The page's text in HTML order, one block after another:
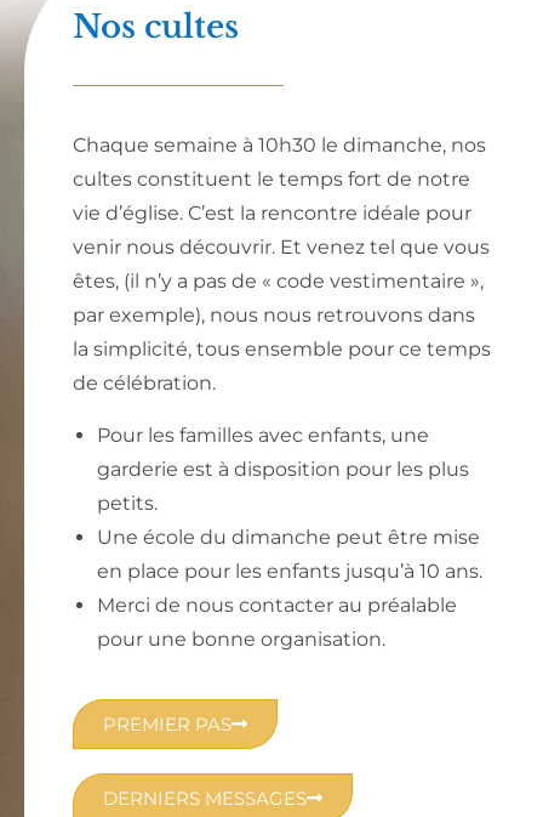
Nos cultes
Chaque semaine à 10h30 le dimanche, nos
cultes constituent le temps fort de notre
vie d’église. C’est la rencontre idéale pour
venir nous découvrir. Et venez tel que vous
êtes, (il n’y a pas de « code vestimentaire »,
par exemple), nous nous retrouvons dans
la simplicité, tous ensemble pour ce temps
de célébration.
Pour les familles avec enfants, une
garderie est à disposition pour les plus
petits.
Une école du dimanche peut être mise
en place pour les enfants jusqu’à 10 ans.
Merci de nous contacter au préalable
pour une bonne organisation.
PREMIER PAS
DERNIERS MESSAGES